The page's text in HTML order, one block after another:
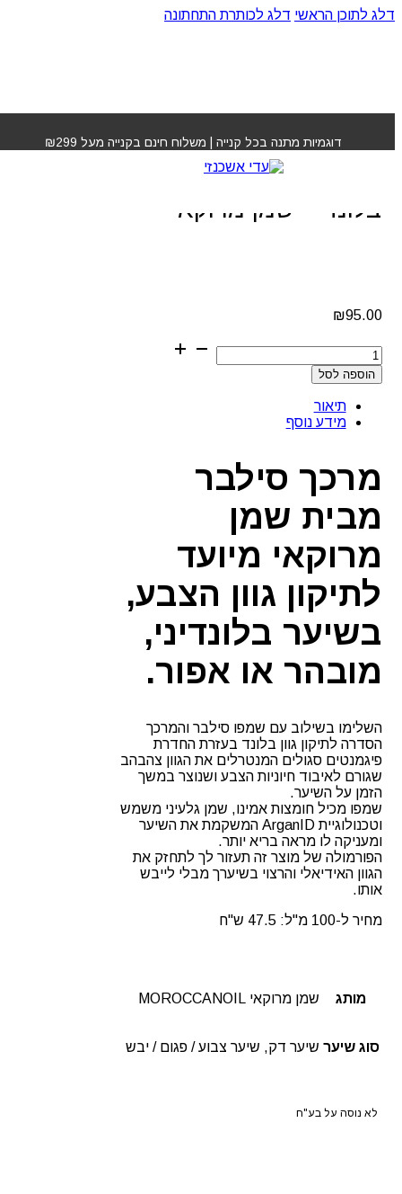
דלג לתוכן הראשי דלג לכותרת התחתונה
דוגמיות מתנה בכל קנייה | משלוח חינם בקנייה מעל ₪299מרוקאי
מרכך סילבר לתיקון גוון
בלונד – שמן מרוקאי
₪95.00
כמות
של
מרכך
לתיקון
שמן
מרוקאי
הוספה לסל
תיאור
מידע נוסף
מרכך סילבר
מבית שמן
מרוקאי מיועד
לתיקון גוון הצבע,
בשיער בלונדיני,
מובהר או אפור.
השלימו בשילוב עם שמפו סילבר והמרכך
הסדרה לתיקון גוון בלונד בעזרת החדרת
פיגמנטים סגולים המנטרלים את הגוון צהבהב
שגורם לאיבוד חיוניות הצבע ושנוצר במשך
הזמן על השיער.
שמפו מכיל חומצות אמינו, שמן גלעיני משמש
וטכנולוגיית ArganID המשקמת את השיער
ומעניקה לו מראה בריא יותר.
הפורמולה של מוצר זה תעזור לך לתחזק את
הגוון האידיאלי והרצוי בשיערך מבלי לייבש
אותו.
מחיר ל-100 מ"ל: 47.5 ש"ח
מותג שמן מרוקאי MOROCCANOIL
סוג שיער שיער דק, שיער צבוע / פגום / יבש
לא נוסה על בע"ח